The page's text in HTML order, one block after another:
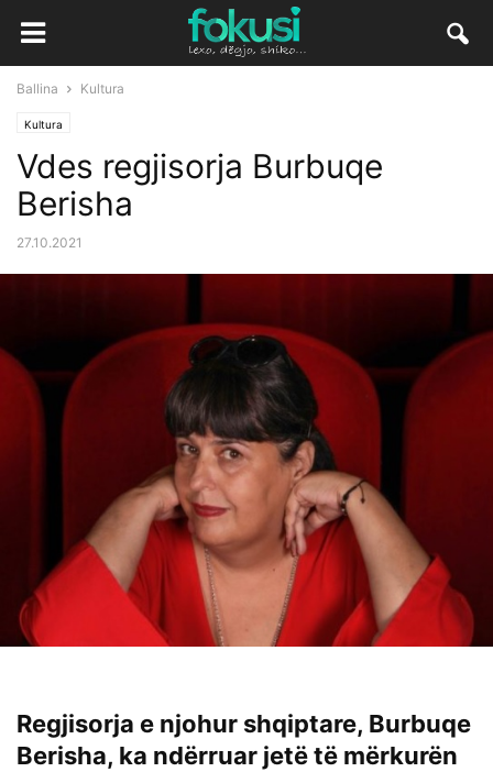
Ballina Kultura
Kultura
Vdes regjisorja Burbuqe
Berisha
27.10.2021
Regjisorja e njohur shqiptare, Burbuqe
Berisha, ka ndërruar jetë të mërkurën